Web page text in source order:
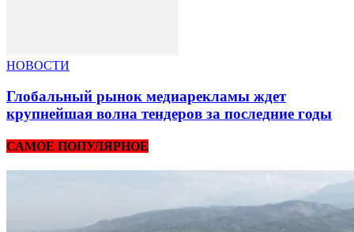
НОВОСТИ
Глобальный рынок медиарекламы ждет
крупнейшая волна тендеров за последние годы
САМОЕ ПОПУЛЯРНОЕ